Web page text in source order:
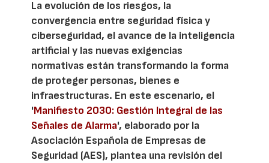
La evolución de los riesgos, la
convergencia entre seguridad física y
ciberseguridad, el avance de la inteligencia
artificial y las nuevas exigencias
normativas están transformando la forma
de proteger personas, bienes e
infraestructuras. En este escenario, el
'Manifiesto 2030: Gestión Integral de las
Señales de Alarma', elaborado por la
Asociación Española de Empresas de
Seguridad (AES), plantea una revisión del